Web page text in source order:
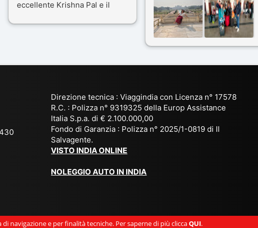
eccellente Krishna Pal e il
consiglio questa agenzia
India a novembre 2025, 5
amici e il viaggio alla scoperta
del Rajasthan e Varanasi è
ai servizi dell' Agenzia con
per la scelta degli Hotel.
Kesar il proprietario dell'
prima di partire: molto
persona speciale e come
Direzione tecnica : Viaggindia con Licenza n° 17578
R.C. : Polizza n° 9319325 della Europ Assistance
Italia S.p.a. di € 2.100.000,00
Fondo di Garanzia : Polizza n° 2025/1-0819 di Il
Salvagente.
VISTO INDIA ONLINE
NOLEGGIO AUTO IN INDIA
navigazione e per finalità tecniche. Per saperne di più cliccaQUI.